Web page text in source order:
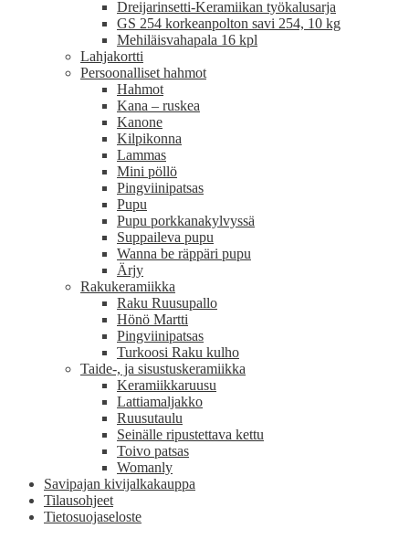
Dreijarinsetti-Keramiikan työkalusarja
GS 254 korkeanpolton savi 254, 10 kg
Mehiläisvahapala 16 kpl
Lahjakortti
Persoonalliset hahmot
Hahmot
Kana – ruskea
Kanone
Kilpikonna
Lammas
Mini pöllö
Pingviinipatsas
Pupu
Pupu porkkanakylvyssä
Suppaileva pupu
Wanna be räppäri pupu
Ärjy
Rakukeramiikka
Raku Ruusupallo
Hönö Martti
Pingviinipatsas
Turkoosi Raku kulho
Taide-, ja sisustuskeramiikka
Keramiikkaruusu
Lattiamaljakko
Ruusutaulu
Seinälle ripustettava kettu
Toivo patsas
Womanly
Savipajan kivijalkakauppa
Tilausohjeet
Tietosuojaseloste